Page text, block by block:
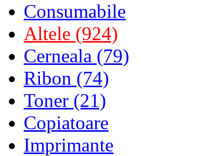
Consumabile
Altele (924)
Cerneala (79)
Ribon (74)
Toner (21)
Copiatoare
Imprimante